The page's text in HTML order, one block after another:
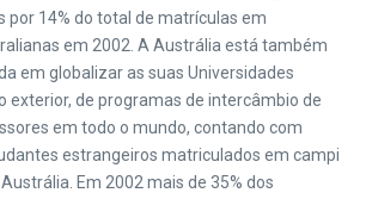
por 14% do total de matrículas em
em 2002. A Austrália está também
em globalizar as suas Universidades
exterior, de programas de intercâmbio de
em todo o mundo, contando com
estrangeiros matriculados em campi
Em 2002 mais de 35% dos